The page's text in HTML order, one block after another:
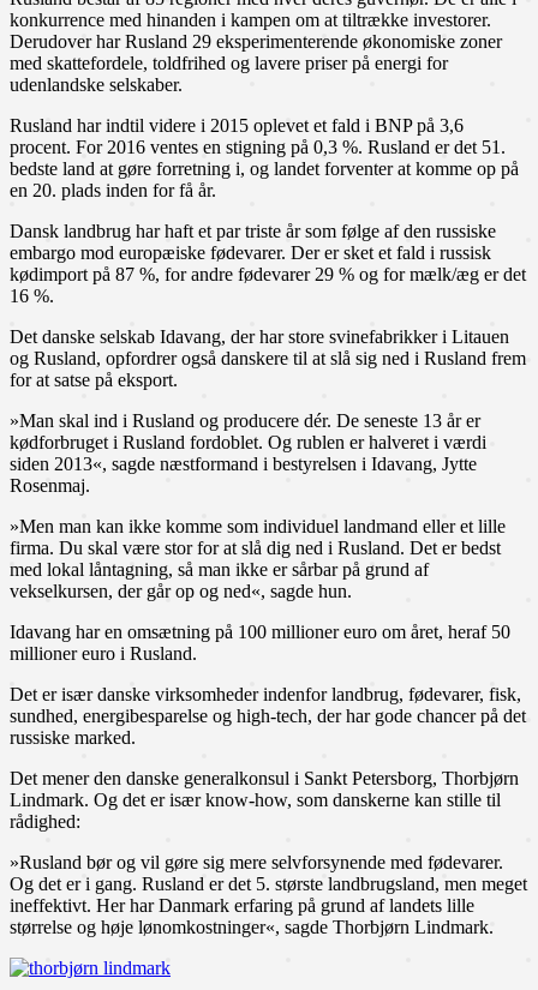
konkurrence med hinanden i kampen om at tiltrække investorer.
Derudover har Rusland 29 eksperimenterende økonomiske zoner
med skattefordele, toldfrihed og lavere priser på energi for
udenlandske selskaber.
Rusland har indtil videre i 2015 oplevet et fald i BNP på 3,6
procent. For 2016 ventes en stigning på 0,3 %. Rusland er det 51.
bedste land at gøre forretning i, og landet forventer at komme op på
en 20. plads inden for få år.
Dansk landbrug har haft et par triste år som følge af den russiske
embargo mod europæiske fødevarer. Der er sket et fald i russisk
kødimport på 87 %, for andre fødevarer 29 % og for mælk/æg er det
16 %.
Det danske selskab Idavang, der har store svinefabrikker i Litauen
og Rusland, opfordrer også danskere til at slå sig ned i Rusland frem
for at satse på eksport.
»Man skal ind i Rusland og producere dér. De seneste 13 år er
kødforbruget i Rusland fordoblet. Og rublen er halveret i værdi
siden 2013«, sagde næstformand i bestyrelsen i Idavang, Jytte
Rosenmaj.
»Men man kan ikke komme som individuel landmand eller et lille
firma. Du skal være stor for at slå dig ned i Rusland. Det er bedst
med lokal låntagning, så man ikke er sårbar på grund af
vekselkursen, der går op og ned«, sagde hun.
Idavang har en omsætning på 100 millioner euro om året, heraf 50
millioner euro i Rusland.
Det er især danske virksomheder indenfor landbrug, fødevarer, fisk,
sundhed, energibesparelse og high-tech, der har gode chancer på det
russiske marked.
Det mener den danske generalkonsul i Sankt Petersborg, Thorbjørn
Lindmark. Og det er især know-how, som danskerne kan stille til
rådighed:
»Rusland bør og vil gøre sig mere selvforsynende med fødevarer.
Og det er i gang. Rusland er det 5. største landbrugsland, men meget
ineffektivt. Her har Danmark erfaring på grund af landets lille
størrelse og høje lønomkostninger«, sagde Thorbjørn Lindmark.